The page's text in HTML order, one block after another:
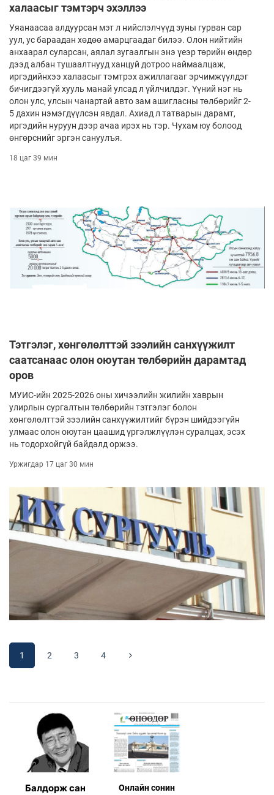
халаасыг тэмтэрч эхэллээ
Уяанаасаа алдуурсан мэт л нийслэлчүүд зуны гурван сар
уул, ус бараадан хөдөө амарцгаадаг билээ. Олон нийтийн
анхаарал суларсан, аялал зугаалгын энэ үеэр төрийн өндөр
дээд албан тушаалтнууд ханцуй дотроо наймаалцаж,
иргэдийнхээ халаасыг тэмтрэх ажиллагааг эрчимжүүлдэг
бичигдээгүй хууль манай улсад л үйлчилдэг. Үүний нэг нь
олон улс, улсын чанартай авто зам ашигласны төлбөрийг 2-
5 дахин нэмэгдүүлсэн явдал. Ахиад л татварын дарамт,
иргэдийн нуруун дээр ачаа ирэх нь тэр. Чухам юу болоод
өнгөрснийг эргэн сануулъя.
18 цаг 39 мин
Тэтгэлэг, хөнгөлөлттэй зээлийн санхүүжилт
саатсанаас олон оюутан төлбөрийн дарамтад
оров
МУИС-ийн 2025-2026 оны хичээлийн жилийн хаврын
улирлын сургалтын төлбөрийн тэтгэлэг болон
хөнгөлөлттэй зээлийн санхүүжилтийг бүрэн шийдээгүйн
улмаас олон оюутан цаашид үргэлжлүүлэн суралцах, эсэх
нь тодорхойгүй байдалд оржээ.
Уржигдар 17 цаг 30 мин
1 2 3 4
Балдорж сан Онлaйн сонин